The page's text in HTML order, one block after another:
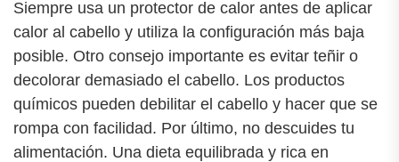
Siempre usa un protector de calor antes de aplicar
calor al cabello y utiliza la configuración más baja
posible. Otro consejo importante es evitar teñir o
decolorar demasiado el cabello. Los productos
químicos pueden debilitar el cabello y hacer que se
rompa con facilidad. Por último, no descuides tu
alimentación. Una dieta equilibrada y rica en